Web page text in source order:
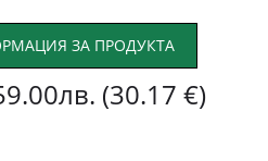
ЗА ПРОДУКТА
лв. (30.17 €)